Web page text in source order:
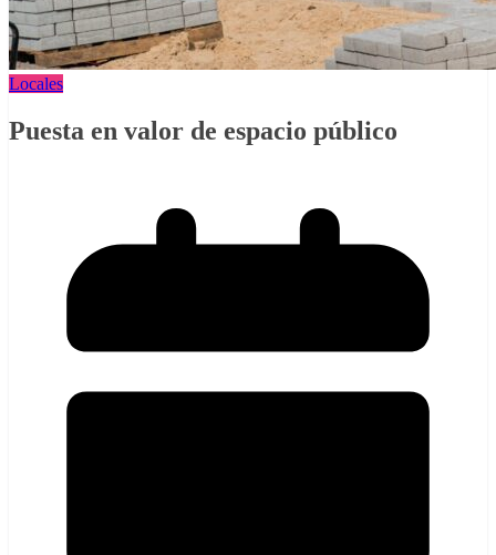
Locales
Puesta en valor de espacio público